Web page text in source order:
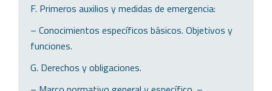
F. Primeros auxilios y medidas de emergencia:
– Conocimientos específicos básicos. Objetivos y
funciones.
G. Derechos y obligaciones.